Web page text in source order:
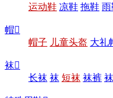
运动鞋 凉鞋 拖鞋 雨
帽
帽子 儿童头盔 大礼
袜
长袜 袜 短袜 袜裤